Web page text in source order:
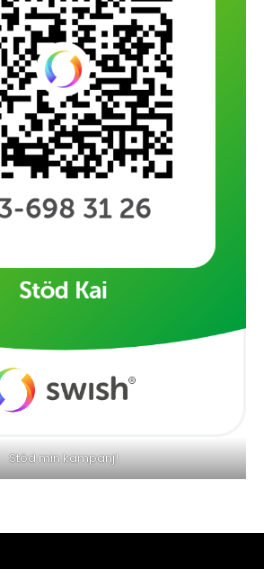
Stöd min kampanj!